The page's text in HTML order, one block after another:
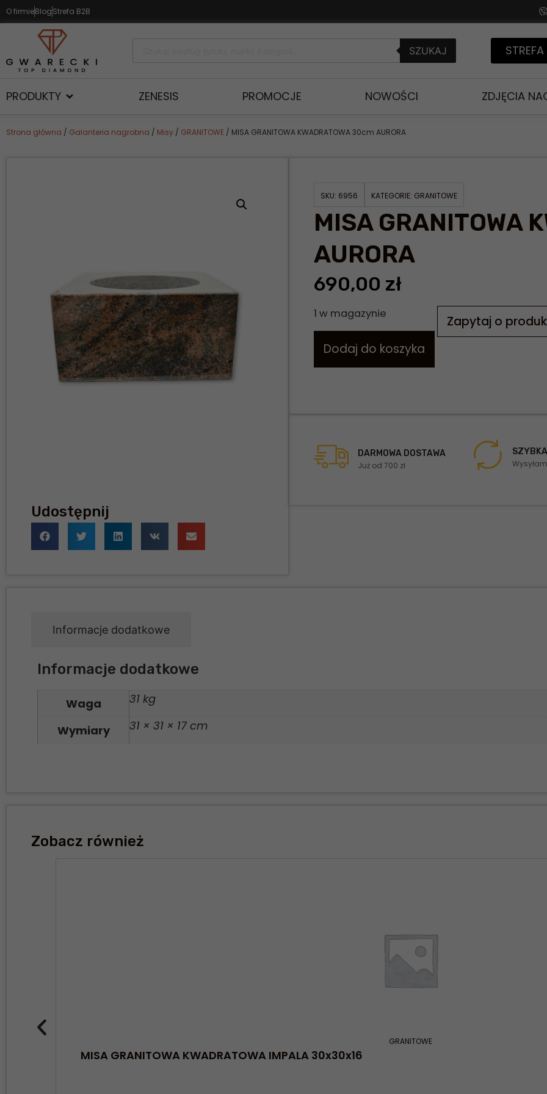
O firmieBlogStrefa B2B
SZUKAJ
PRODUKTY ZENESIS PROMOCJE NOWOŚCI ZDJĘCIA
Strona główna / Galanteria nagrobna / Misy / GRANITOWE / MISA GRANITOWA KWADRATOWA 30cm AURORA
Udostępnij
SKU: 6956 KATEGORIE: GRANITOWE
MISA GRANITOWA
AURORA
690,00 zł
1 w magazynie
Dodaj do koszyka
Zapytaj o
DARMOWA DOSTAWA
Już od 700 zł
Informacje dodatkowe
Informacje dodatkowe
Waga 31 kg
Wymiary 31 × 31 × 17 cm
Zobacz również
GRANITOWE
MISA GRANITOWA KWADRATOWA IMPALA 30x30x16